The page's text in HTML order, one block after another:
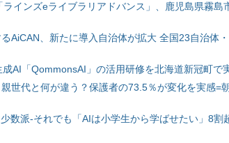
インズeライブラリアドバンス」、鹿児島県霧島
AiCAN、新たに導入自治体が拡大 全国23自治体
AI「QommonsAI」の活用研修を北海道新冠町で
世代と何が違う？保護者の73.5％が変化を実感=
数派-それでも「AIは小学生から学ばせたい」8割